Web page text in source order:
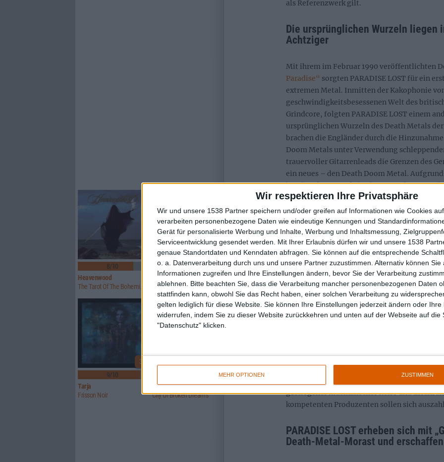
Wir respektieren Ihre Privatsphäre
Wir und unsere 1538 Partner speichern und/oder greifen auf Informationen wie Cookies
verarbeiten personenbezogene Daten wie eindeutige Kennungen und
Gerät für personalisierte Werbung und Inhalte, Werbung und Inhaltsmessung,
Serviceentwicklung gesendet werden.
Mit Ihrer Erlaubnis dürfen wir und unsere 1538
genaue Standortdaten und Kenndaten abfragen. Sie können auf die entsprechende
o. a. Datenverarbeitung durch uns und unsere Partner zuzustimmen. Alternativ können Sie
Informationen zugreifen und Ihre Einstellungen ändern, bevor Sie der Verarbeitung
ablehnen.
Bitte beachten Sie, dass die Verarbeitung mancher personenbezogenen Daten
stattfinden kann, obwohl Sie das Recht haben, einer solchen Verarbeitung zu
gelten lediglich für diese Website. Sie können Ihre Einstellungen jederzeit ändern oder Ihre
widerrufen, indem Sie zu dieser Website zurückkehren und unten auf der Webseite auf die
"Datenschutz" klicken.
MEHR OPTIONEN ZUSTIMMEN
als Referenzwerk gilt.
Die ursprünglichen Wurzeln liegen
Achtziger
Mit ihrem im Februar 1990 veröffentlichten
Paradise“ sorgten PARADISE LOST für ein
extremen Metal. Inmitten der Kakophonie
geschwindigkeitsbesessenen Welt des
Grindcore, folgten PARADISE LOST einem
ursprünglichen Wurzeln des Death Metals
brachen die Engländer durch die
Doom Metals unter Verwendung
trauervoller Gitarrenleads die Grenzen des
ein neues – den Death Doom Metal.
beschränkter musikalischer Fertigkeiten und
Produktion nicht perfekt, aber mit einer
Originalität und einnehmend trister
sinisteren Songs in derart harschem,
zuvor gehört.
PARADISE LOST gehen wieder in
Im November 1990 begeben sich PARADISE
Academy Studios in West Yorkshire. Anstatt
unerfahrenen Plattenfirmenchef Paul
insbesondere die für das Album so wichtigen
deutlich profitieren. Der Produktionsprozess
Januar 1991. Die Kombination aus mehr zur
gestiegener musikalischer Reife und
kompetenten Produzenten sollen sich
PARADISE LOST erheben sich mit
Death-Metal-Morast und
8/10
Heavenwood
5/10
Uwe Lulis Project
Analog
3
9/10
Tarja
Frisson Noir
Imparity
City Of Broken Dreams